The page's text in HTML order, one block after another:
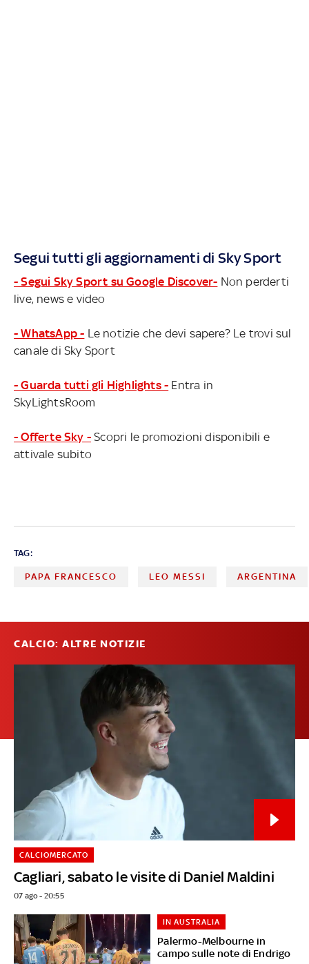
Segui tutti gli aggiornamenti di Sky Sport
- Segui Sky Sport su Google Discover- Non perderti
live, news e video
- WhatsApp - Le notizie che devi sapere? Le trovi sul
canale di Sky Sport
- Guarda tutti gli Highlights - Entra in
SkyLightsRoom
- Offerte Sky - Scopri le promozioni disponibili e
attivale subito
TAG:
PAPA FRANCESCO LEO MESSI ARGENTINA
CALCIO: ALTRE NOTIZIE
Cagliari, sabato le visite di Daniel Maldini
CALCIOMERCATO
07 ago - 20:55
Palermo-Melbourne in
campo sulle note di Endrigo
IN AUSTRALIA